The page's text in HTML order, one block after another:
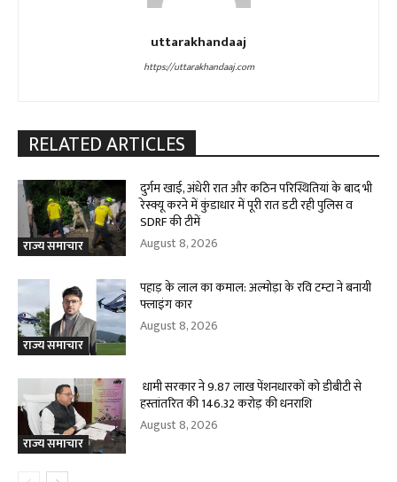
uttarakhandaaj
https://uttarakhandaaj.com
RELATED ARTICLES
राज्य समाचार
दुर्गम खाई, अंधेरी रात और कठिन परिस्थितियां के बाद भी
रेस्क्यू करने में कुंडाधार में पूरी रात डटी रही पुलिस व
SDRF की टीमें
August 8, 2026
राज्य समाचार
पहाड़ के लाल का कमाल: अल्मोड़ा के रवि टम्टा ने बनायी
फ्लाइंग कार
August 8, 2026
राज्य समाचार
धामी सरकार ने 9.87 लाख पेंशनधारकों को डीबीटी से
हस्तांतरित की 146.32 करोड़ की धनराशि
August 8, 2026